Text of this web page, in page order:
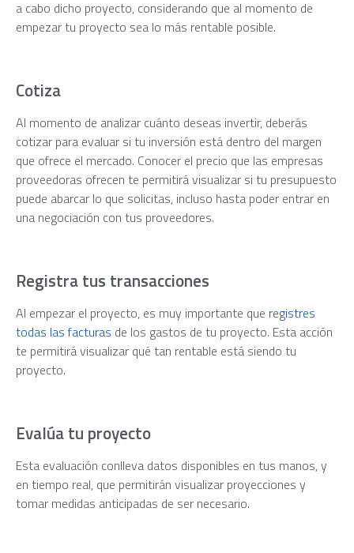
a cabo dicho proyecto, considerando que al momento de
empezar tu proyecto sea lo más rentable posible.
Cotiza
Al momento de analizar cuánto deseas invertir, deberás
cotizar para evaluar si tu inversión está dentro del margen
que ofrece el mercado. Conocer el precio que las empresas
proveedoras ofrecen te permitirá visualizar si tu presupuesto
puede abarcar lo que solicitas, incluso hasta poder entrar en
una negociación con tus proveedores.
Registra tus transacciones
Al empezar el proyecto, es muy importante que registres
todas las facturas de los gastos de tu proyecto. Esta acción
te permitirá visualizar qué tan rentable está siendo tu
proyecto.
Evalúa tu proyecto
Esta evaluación conlleva datos disponibles en tus manos, y
en tiempo real, que permitirán visualizar proyecciones y
tomar medidas anticipadas de ser necesario.